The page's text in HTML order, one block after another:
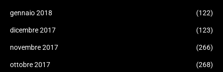
gennaio 2018 (122)
dicembre 2017 (123)
novembre 2017 (266)
ottobre 2017 (268)